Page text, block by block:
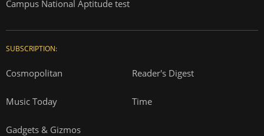
Campus National Aptitude test
SUBSCRIPTION:
Cosmopolitan Reader's Digest
Music Today Time
Gadgets & Gizmos